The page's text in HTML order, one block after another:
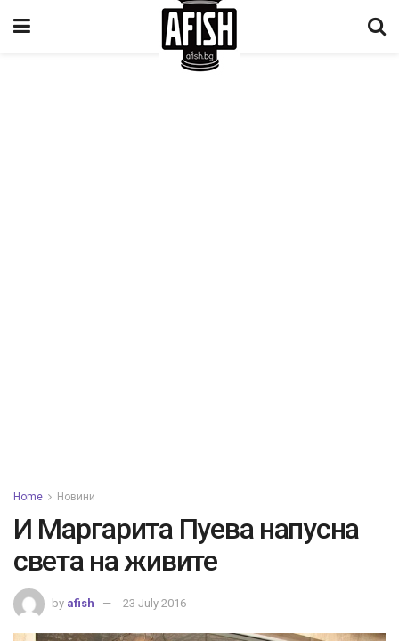
Home Новини
И Маргарита Пуева напусна
света на живите
by afish 23 July 2016